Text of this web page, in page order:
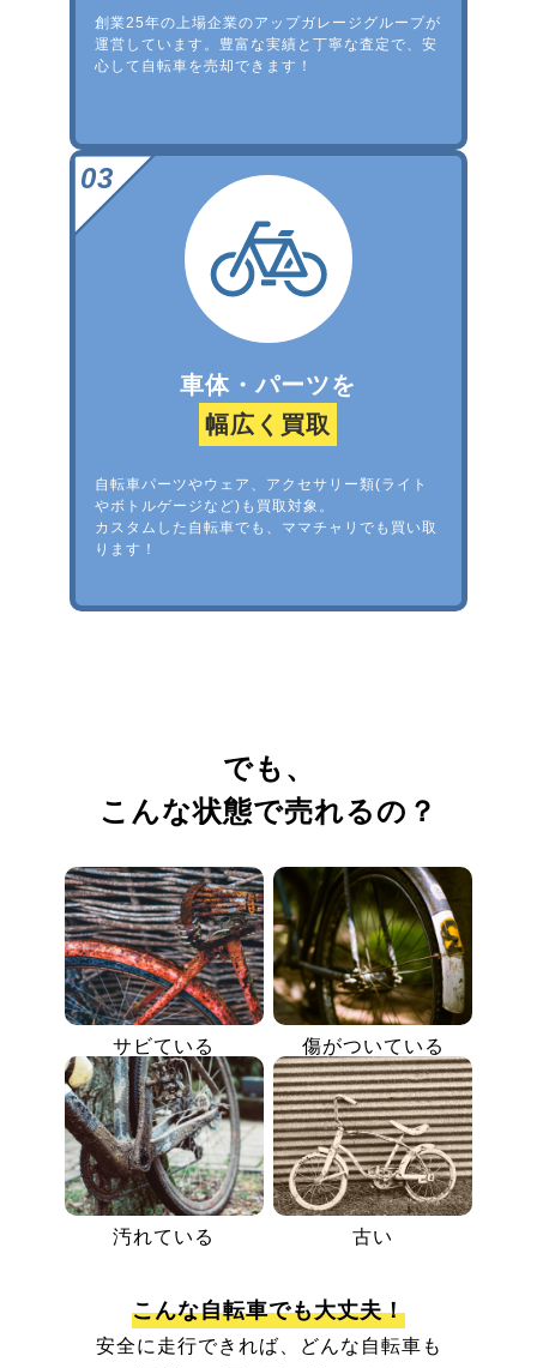
創業25年の上場企業のアップガレージグループが
運営しています。豊富な実績と丁寧な査定で、安
心して自転車を売却できます！
車体・パーツを
幅広く買取
自転車パーツやウェア、アクセサリー類(ライト
やボトルゲージなど)も買取対象。
カスタムした自転車でも、ママチャリでも買い取
ります！
でも、
こんな状態で売れるの？
サビている 傷がついている
汚れている 古い
こんな自転車でも大丈夫！
安全に走行できれば、どんな自転車も